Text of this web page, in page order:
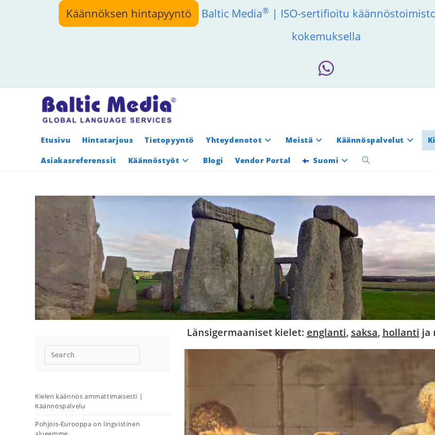
Käännöksen hintapyyntö Baltic Media® | ISO-sertifioitu
kokemuksella
Etusivu Hintatarjous Tietopyyntö Yhteydenotot Meistä Käännöspalvelut
Asiakasreferenssit
Käännöstyöt Blogi Vendor Portal Suomi Toggle
Kielen käännös ammattimaisesti |
Käännöspalvelu
Pohjois-Eurooppa on lingvistinen
Länsigermaaniset kielet: englanti, saksa, hollanti ja